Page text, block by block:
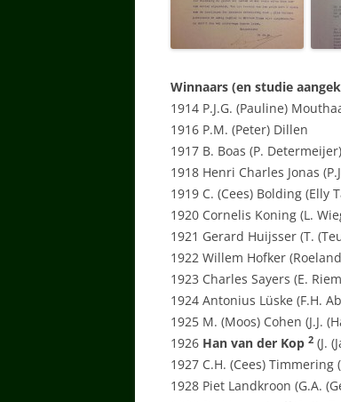
Winnaars (en studie
1914 P.J.G. (Pauline)
1916 P.M. (Peter) Dillen
1917 B. Boas (P. Determeijer)
1918 Henri Charles Jonas
1919 C. (Cees) Bolding (Elly
1920 Cornelis Koning (L.
1921 Gerard Huijsser (T.
1922 Willem Hofker
1923 Charles Sayers (E.
1924 Antonius Lüske (F.H.
1925 M. (Moos) Cohen (J.J.
1926 Han van der Kop 2 (J.
1927 C.H. (Cees) Timmering
1928 Piet Landkroon (G.A.